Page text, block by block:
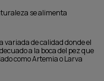
se alimenta
variada de calidad donde el
a la boca del pez que
como Artemia o Larva